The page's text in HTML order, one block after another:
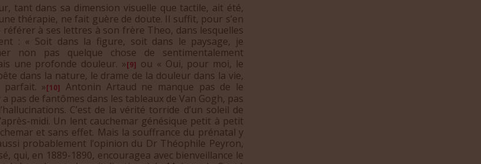
tant dans sa dimension visuelle que tactile, ait été,
thérapie, ne fait guère de doute. Il suffit, pour s’en
référer à ses lettres à son frère Theo, dans lesquelles
: « Soit dans la figure, soit dans le paysage, je
non pas quelque chose de sentimentalement
une profonde douleur. »[9] ou « Oui, pour moi, le
dans la nature, le drame de la douleur dans la vie,
»[10] Antonin Artaud ne manque pas de le
a pas de fantômes dans les tableaux de Van Gogh, pas
C’est de la vérité torride d’un soleil de
midi. Un lent cauchemar génésique petit à petit
et sans effet. Mais la souffrance du prénatal y
probablement l’opinion du Dr Théophile Peyron,
qui, en 1889-1890, encouragea avec bienveillance le